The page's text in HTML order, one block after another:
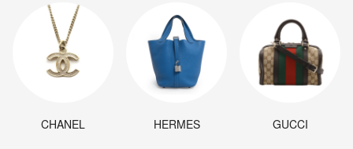
CHANEL HERMES GUCCI